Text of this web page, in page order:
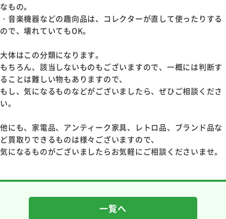
なもの。
・音楽機器などの趣向品は、コレクターが直して使ったりする
ので、壊れていてもOK。
大体はこの分類になります。
もちろん、該当しないものもございますので、一概には判断す
ることは難しい物もありますので、
もし、気になるものなどがございましたら、ぜひご相談くださ
い。
他にも、家電品、アンティーク家具、レトロ品、ブランド品な
ど買取りできるものは様々ございますので、
気になるものがございましたらお気軽にご相談くださいませ。
一覧へ